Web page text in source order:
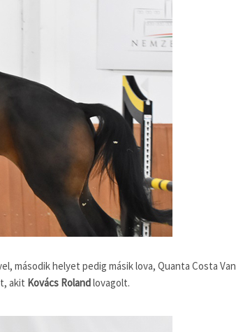
második helyet pedig másik lova, Quanta Costa Van
akit Kovács Rolandlovagolt.